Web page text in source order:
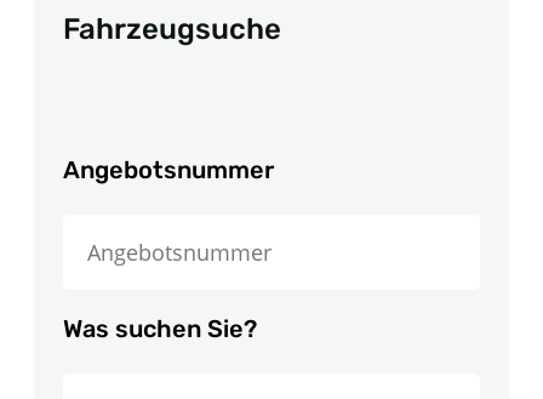
Fahrzeugsuche
Angebotsnummer
Was suchen Sie?